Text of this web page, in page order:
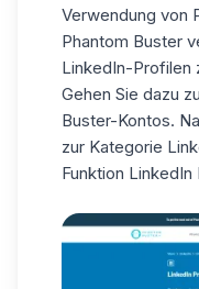
Verwendung von
Phantom Buster
LinkedIn-Profilen
Gehen Sie dazu
Buster-Kontos.
zur Kategorie
Funktion